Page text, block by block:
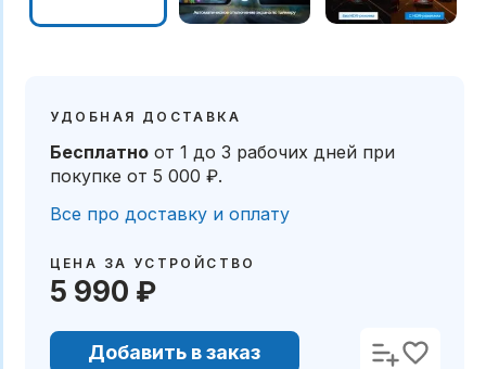
УДОБНАЯ ДОСТАВКА
Бесплатно от 1 до 3 рабочих днейпри
покупке от 5 000 ₽.
Все про доставку и оплату
ЦЕНА ЗА УСТРОЙСТВО
5 990 ₽
Добавить в заказ